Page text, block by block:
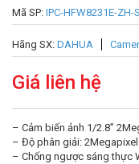
Mã SP: IPC-HFW8231E-ZH-
Hãng SX: DAHUA
Giá liên hệ
– Cảm biến ảnh 1/2.8”
– Độ phân giải: 2Megapixel
– Chống ngược sáng thực